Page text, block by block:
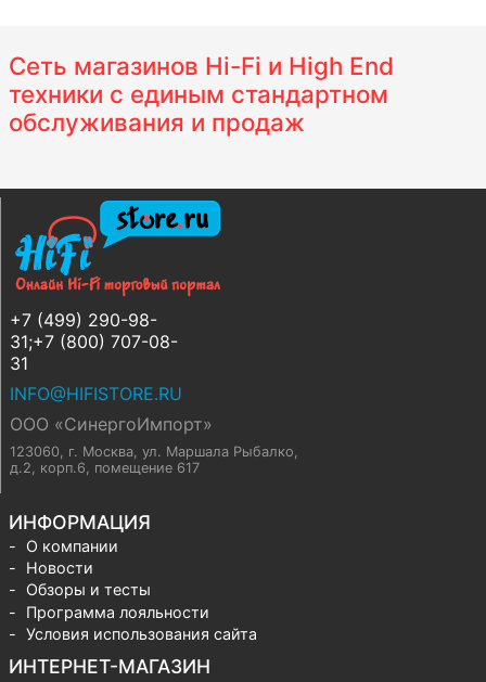
Сеть магазинов Hi-Fi и High End
техники с единым стандартном
обслуживания и продаж
+7 (499) 290-98-
31;+7 (800) 707-08-
31
INFO@HIFISTORE.RU
ООО «СинергоИмпорт»
123060, г. Москва ул. Маршала Рыбалко,
д.2, корп.6, помещение 617
ИНФОРМАЦИЯ
О компании
Новости
Обзоры и тесты
Программа лояльности
Условия использования сайта
ИНТЕРНЕТ-МАГАЗИН